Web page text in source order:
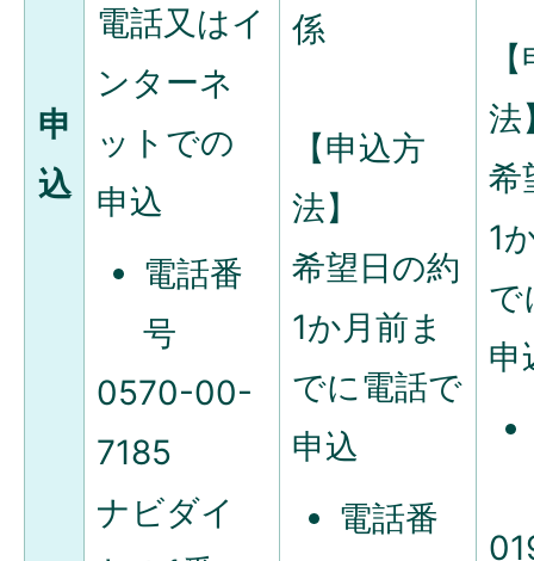
申
込
電話又はイ
ンターネ
ットでの
申込
電話番
号
0570-00-
7185
ナビダイ
係
【申込方
法】
希望日の約
1か月前ま
でに電話で
申込
電話番
法
希
1
で
申